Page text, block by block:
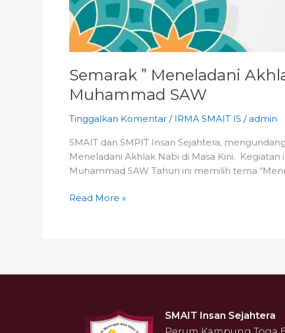
Semarak ” Meneladani
Muhammad SAW
Tinggalkan Komentar / IRMA SMAIT IS /admin
SMAIT dan SMPIT Insan Sejahtera,
Meneladani Akhlak Nabi di Masa Kini.
Muhammad SAW Tahun ini memilih tema
Read More »
SMAIT Insan Sejahtera